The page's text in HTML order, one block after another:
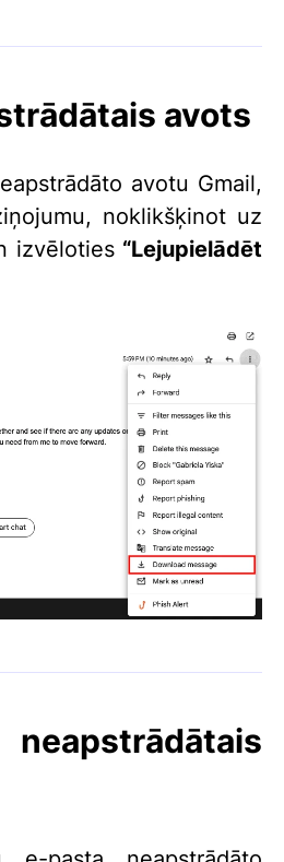
avots
avotu Gmail,
noklikšķinot uz
izvēloties “Lejupielādēt